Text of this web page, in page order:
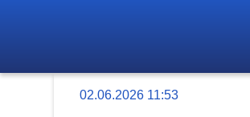
02.06.2026 11:53